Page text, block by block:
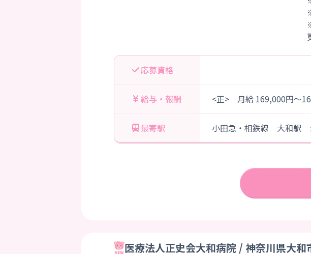
応募資格
給与・報酬 <正> 月給 169,000円～
最寄駅 小田急・相鉄線 大和駅
医療法人正史会大和病院 / 神奈川県大和